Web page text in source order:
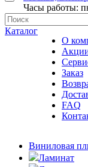
Часы работы:
Каталог
О
Заказ
FAQ
Виниловая
Ламинат